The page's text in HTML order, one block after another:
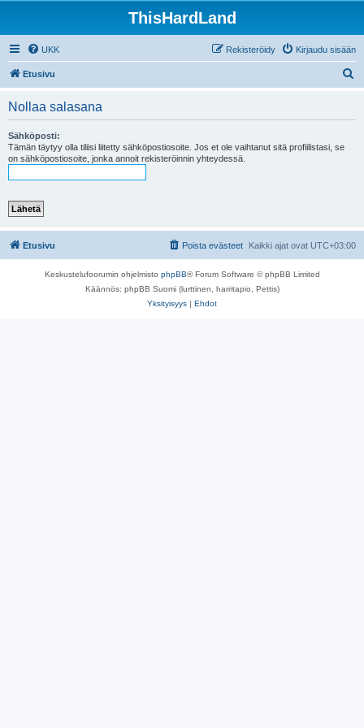
ThisHardLand
UKK Kirjaudu sisään
Rekisteröidy
Etusivu
Nollaa salasana
Sähköposti:
Tämän täytyy olla tiliisi liitetty sähköpostiosoite. Jos et ole vaihtanut sitä profiilistasi, se
on sähköpostiosoite, jonka annoit rekisteröinnin yhteydessä.
Etusivu Kaikki ajat ovat UTC+03:00
Poista evästeet
Keskustelufoorumin ohjelmisto phpBB® Forum Software © phpBB Limited
Käännös: phpBB Suomi (lurttinen, harritapio, Pettis)
Yksityisyys | Ehdot